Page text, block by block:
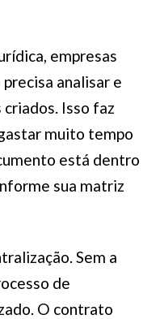
empresas
analisar e
Isso faz
muito tempo
está dentro
sua matriz
Sem a
de
O contrato